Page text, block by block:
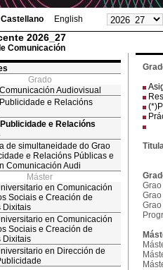
Castellano English
2026_27
Comunicación
Grado
Audiovisual
e Relacións
e Relacións
de simultaneidade do Grao
e Relacións Públicas e
Comunicación Audi
Máster
en Comunicación
Sociais e Creación de
Dixitais
en Comunicación
Sociais e Creación de
Dixitais
en Dirección de